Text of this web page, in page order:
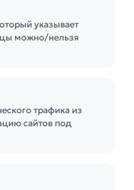
указывает
можно/нельзя
трафика из
сайтов под